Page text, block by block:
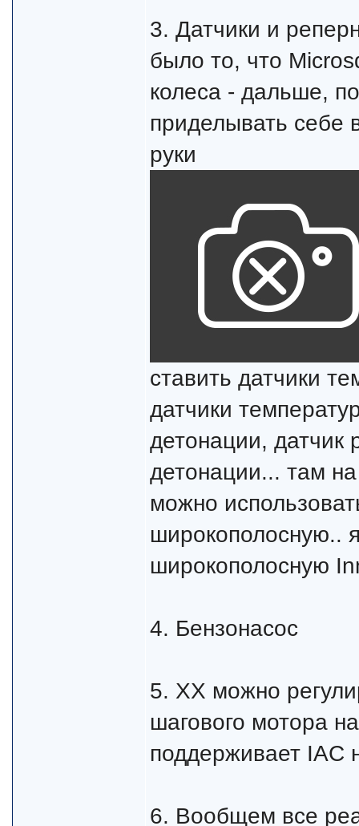
3. Датчики и
было то, что
колеса - дальше,
приделывать себе
руки
ставить датчики
датчики
детонации, датчик
детонации... там
можно
широкополосную..
широкополосную
4. Бензонасос
5. ХХ можно
шагового мотора
поддерживает IAC
6. Вообщем все